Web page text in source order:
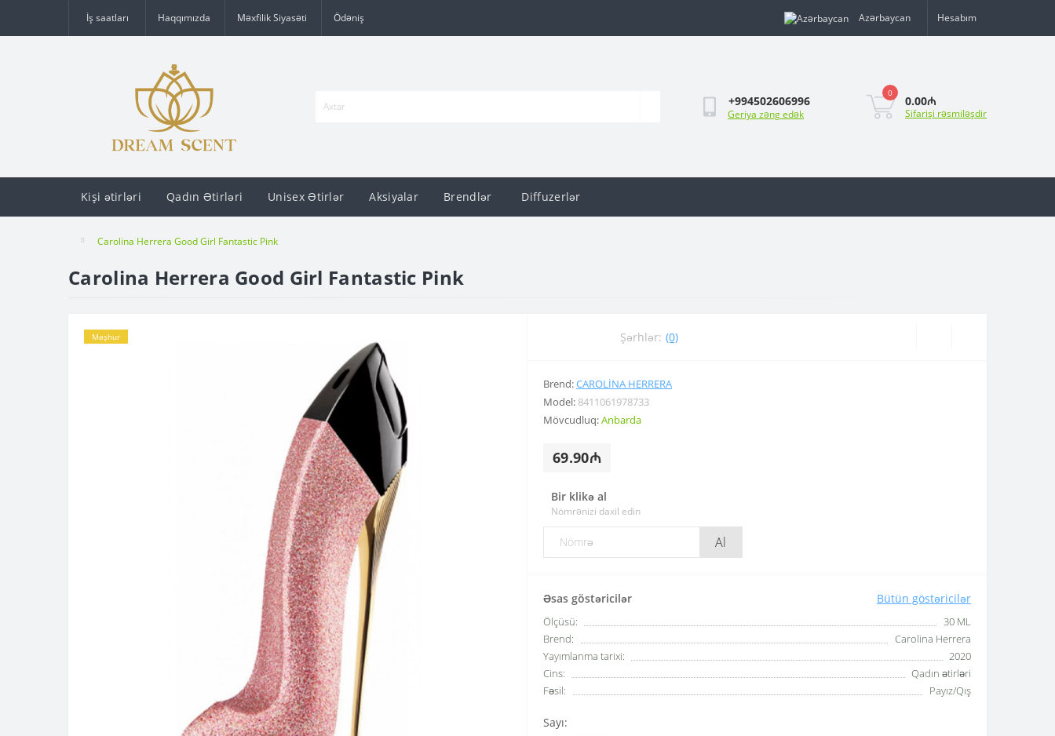
İş saatları Haqqımızda Məxfilik Siyasəti Ödəniş Azərbaycan Hesabım
+994502606996
Geriya zəng edək
0
0.00₼
Sifarişi rəsmiləşdir
Kişi ətirləri Qadın Ətirləri Unisex Ətirlər Aksiyalar Brendlər Diffuzerlər
Carolina Herrera Good Girl Fantastic Pink
Carolina Herrera Good Girl Fantastic Pink
Məşhur Şərhlər: (0)
Brend:CAROLINA HERRERA
Model: 8411061978733
Mövcudluq:Anbarda
69.90₼
Bir klikə al
Nömrənizi daxil edin
Al
Əsas göstəricilər Bütün göstəricilər
Ölçüsü:
30 ML
Brend:
Carolina Herrera
Yayımlanma tarixi:
2020
Cins:
Qadın ətirləri
Fəsil:
Payız/Qış
Sayı: